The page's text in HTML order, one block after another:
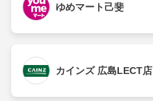
ゆめマート己斐
カインズ 広島LECT店